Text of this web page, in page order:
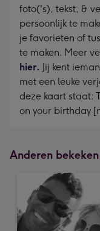
foto('s), tekst, &
persoonlijk te
je favorieten of
te maken. Meer
hier. Jij kent
met een leuke
deze kaart staat:
on your birthday
Anderen